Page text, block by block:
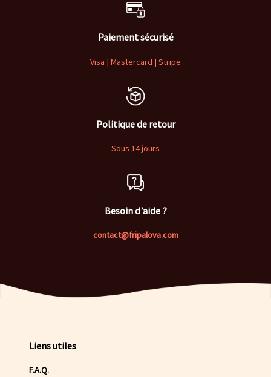
Paiement sécurisé
Visa | Mastercard | Stripe
Politique de retour
Sous 14 jours
Besoin d’aide ?
contact@fripalova.com
Liens utiles
F.A.Q.